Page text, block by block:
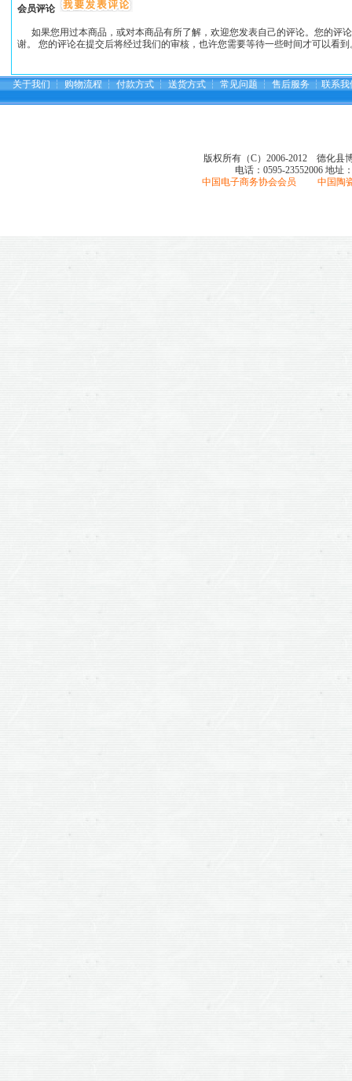
会员评论
如果您用过本商品，或对本商品有所了解，欢迎您发表自己的评论。您的评
谢。 您的评论在提交后将经过我们的审核，也许您需要等待一些时间才可以看
关于我们 ┆ 购物流程 ┆ 付款方式 ┆ 送货方式 ┆ 常见问题 ┆ 售后服务 ┆ 联系我
版权所有（C）2006-2012 德化县
电话：0595-23552006 地址
中国电子商务协会会员 中国陶